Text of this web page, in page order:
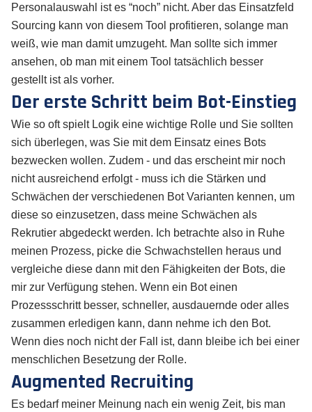
Personalauswahl ist es “noch” nicht. Aber das Einsatzfeld
Sourcing kann von diesem Tool profitieren, solange man
weiß, wie man damit umzugeht. Man sollte sich immer
ansehen, ob man mit einem Tool tatsächlich besser
gestellt ist als vorher.
Der erste Schritt beim Bot-Einstieg
Wie so oft spielt Logik eine wichtige Rolle und Sie sollten
sich überlegen, was Sie mit dem Einsatz eines Bots
bezwecken wollen. Zudem - und das erscheint mir noch
nicht ausreichend erfolgt - muss ich die Stärken und
Schwächen der verschiedenen Bot Varianten kennen, um
diese so einzusetzen, dass meine Schwächen als
Rekrutier abgedeckt werden. Ich betrachte also in Ruhe
meinen Prozess, picke die Schwachstellen heraus und
vergleiche diese dann mit den Fähigkeiten der Bots, die
mir zur Verfügung stehen. Wenn ein Bot einen
Prozessschritt besser, schneller, ausdauernde oder alles
zusammen erledigen kann, dann nehme ich den Bot.
Wenn dies noch nicht der Fall ist, dann bleibe ich bei einer
menschlichen Besetzung der Rolle.
Augmented Recruiting
Es bedarf meiner Meinung nach ein wenig Zeit, bis man